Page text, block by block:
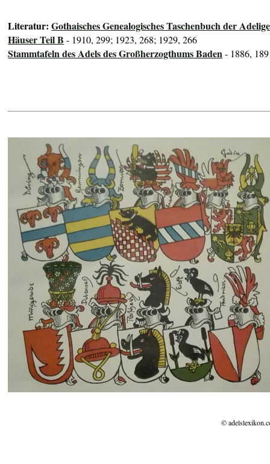
Literatur:Gothaisches Genealogisches Taschenbuch der
Häuser Teil B - 1910, 299; 1923, 268; 1929, 266
Stammtafeln des Adels des Großherzogthums Baden- 1886, 189
©